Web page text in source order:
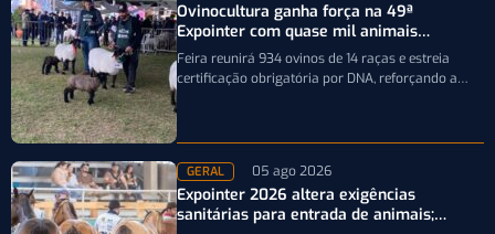
Ovinocultura ganha força na 49ª
Expointer com quase mil animais
inscritos
Feira reunirá 934 ovinos de 14 raças e estreia
certificação obrigatória por DNA, reforçando a
GERAL 05 ago 2026
Expointer 2026 altera exigências
sanitárias para entrada de animais;